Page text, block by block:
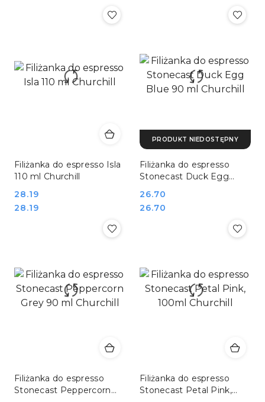
Filiżanka do espresso Isla
110 ml Churchill
Cena:
28.19
Cena:
28.19
Filiżanka do espresso
Stonecast Duck Egg
Cena:
26.70
Cena:
26.70
PRODUKT NIEDOSTĘPNY
Filiżanka do espresso
Stonecast Peppercorn
Filiżanka do espresso
Stonecast Petal Pink,